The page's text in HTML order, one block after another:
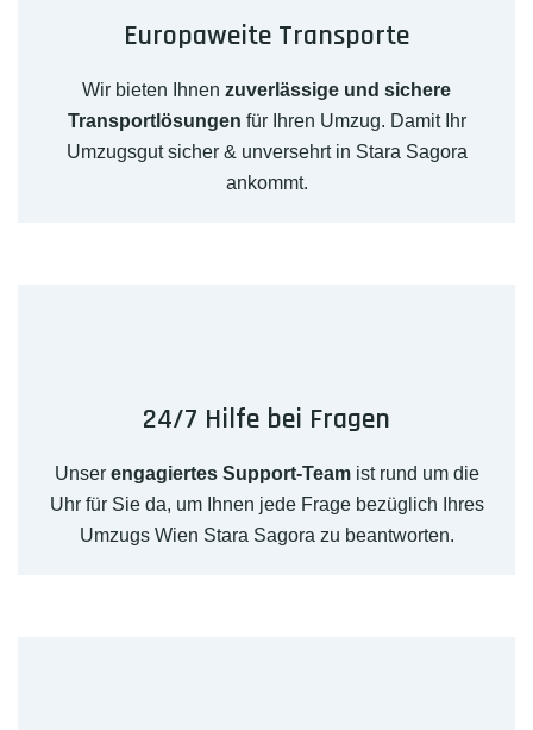
Europaweite Transporte
Wir bieten Ihnen zuverlässige und sichere
Transportlösungen für Ihren Umzug. Damit Ihr
Umzugsgut sicher & unversehrt in Stara Sagora
ankommt.
24/7 Hilfe bei Fragen
Unser engagiertes Support-Teamist rund um die
Uhr für Sie da, um Ihnen jede Frage bezüglich Ihres
Umzugs Wien Stara Sagora zu beantworten.